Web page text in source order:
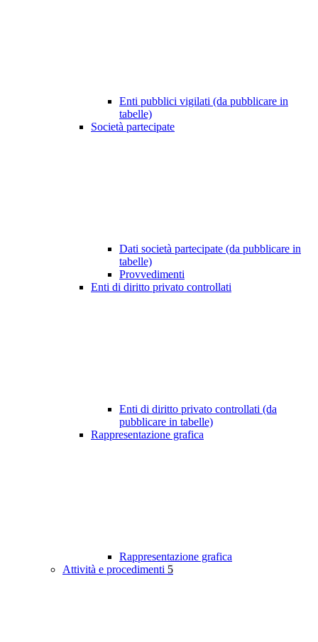
Enti pubblici vigilati (da pubblicare in
tabelle)
Società partecipate
Dati società partecipate (da pubblicare in
tabelle)
Provvedimenti
Enti di diritto privato controllati
Enti di diritto privato controllati (da
pubblicare in tabelle)
Rappresentazione grafica
Rappresentazione grafica
Attività e procedimenti 5